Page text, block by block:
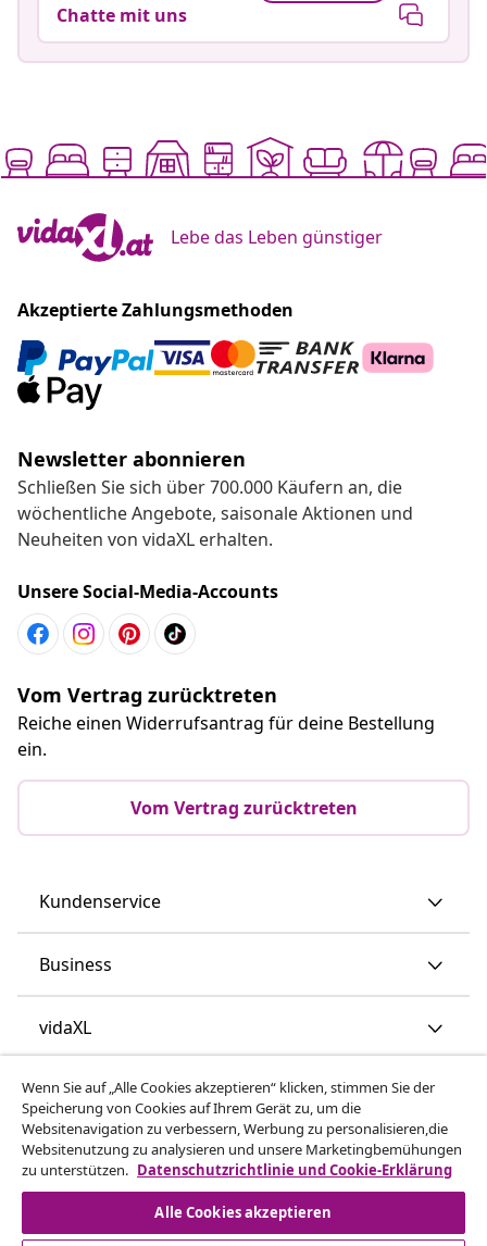
Chatte mit uns
Lebe das Leben günstiger
Akzeptierte Zahlungsmethoden
Newsletter abonnieren
Schließen Sie sich über 700.000 Käufern an, die
wöchentliche Angebote, saisonale Aktionen und
Neuheiten von vidaXL erhalten.
Unsere Social-Media-Accounts
Vom Vertrag zurücktreten
Reiche einen Widerrufsantrag für deine Bestellung
ein.
Vom Vertrag zurücktreten
Kundenservice
Business
vidaXL
Mehr entdecken
Wenn Sie auf „Alle Cookies akzeptieren“ klicken, stimmen Sie der
Speicherung von Cookies auf Ihrem Gerät zu, um die
Websitenavigation zu verbessern, Werbung zu personalisieren,die
Websitenutzung zu analysieren und unsere Marketingbemühungen
zu unterstützen. Datenschutzrichtlinie und Cookie-Erklärung
Alle Cookies akzeptieren